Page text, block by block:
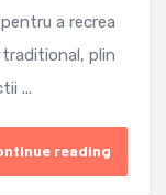
a recrea
plin
...
reading